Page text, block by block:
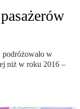
w
niż w roku 2016 –